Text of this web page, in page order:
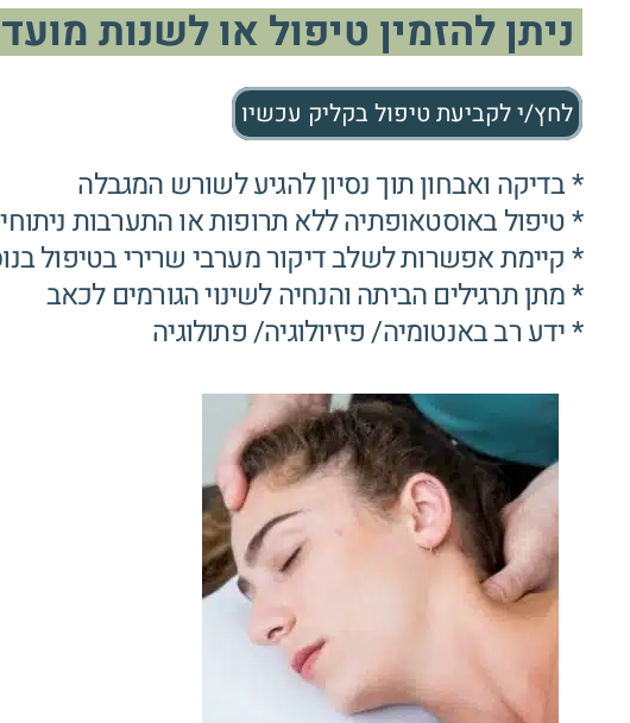
ניתן להזמין טיפול או לשנות
לחץ/י לקביעת טיפול בקליק עכשיו
* בדיקה ואבחון תוך נסיון להגיע לשורש המגבלה
* טיפול באוסטאופתיה ללא תרופות או התערבות
* קיימת אפשרות לשלב דיקור מערבי שרירי בטיפול
* מתן תרגילים הביתה והנחיה לשינוי הגורמים לכאב
* ידע רב באנטומיה/ פיזיולוגיה/ פתולוגיה